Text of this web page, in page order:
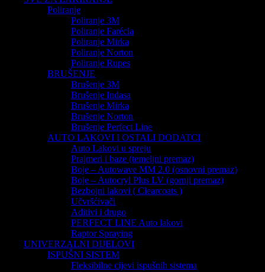
Poliranje
Poliranje 3M
Poliranje Farécla
Poliranje Mirka
Poliranje Norton
Poliranje Rupes
BRUŠENJE
Brušenje 3M
Brušenje Indasa
Brušenje Mirka
Brušenje Norton
Brušenje Perfect Line
AUTO LAKOVI I OSTALI DODATCI
Auto Lakovi u spreju
Prajmeri i baze (temeljni premaz)
Boje – Autowave MM 2.0 (osnovni premaz)
Boje – Autocryl Plus LV (gornji premaz)
Bezbojni lakovi ( Clearcoats )
Učvršćivači
Aditivi i drugo
PERFECT LINE Auto lakovi
Raptor Spraying
UNIVERZALNI DIJELOVI
ISPUŠNI SISTEM
Fleksibilne cijevi ispušnih sistema